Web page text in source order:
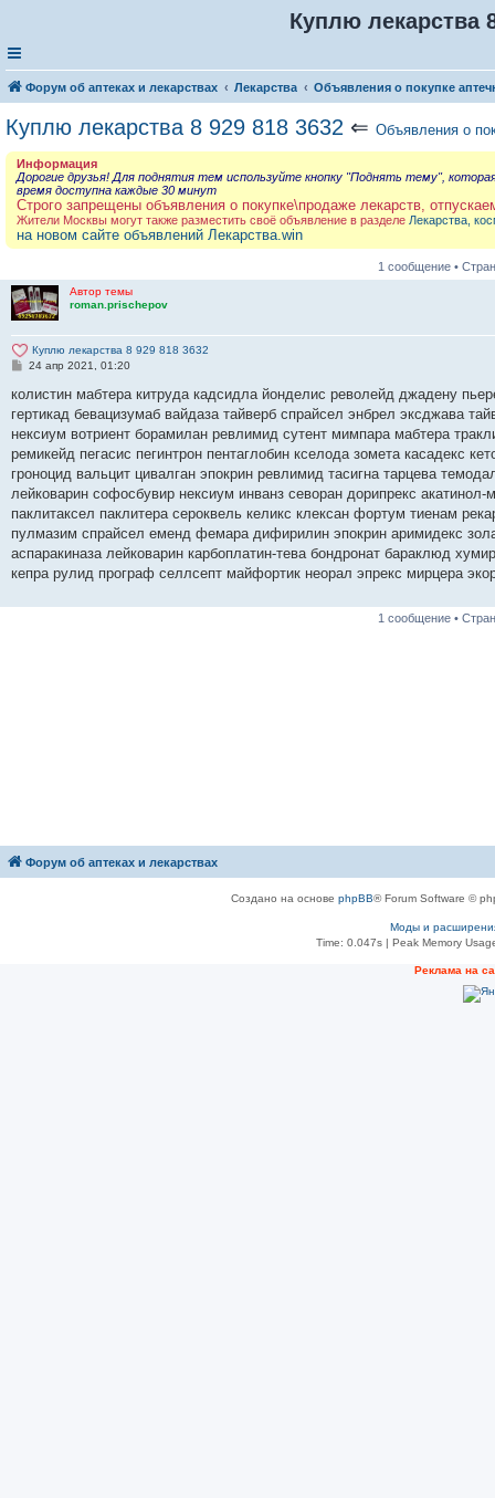
Куплю лекарства
Форум об аптеках и лекарствах Лекарства Объявления о покупке
Куплю лекарства 8 929 818 3632 ⇐ Объявления о
Информация
Дорогие друзья! Для поднятия тем используйте кнопку "Поднять тему",
время доступна каждые 30 минут
Строго запрещены объявления о покупке\продаже лекарств,
Жители Москвы могут также разместить своё объявление в разделе Лекарства,
на новом сайте объявлений Лекарства.win
1 сообщение •
Автор темы
roman.prischepov
Куплю лекарства 8 929 818 3632
С
о
щ
е
и
е
24 апр 2021, 01:20
колистин мабтера китруда кадсидла йонделис револейд джадену
гертикад бевацизумаб вайдаза тайверб спрайсел энбрел эксджава
нексиум вотриент борамилан ревлимид сутент мимпара мабтера
ремикейд пегасис пегинтрон пентаглобин кселода зомета касадекс
гроноцид вальцит цивалган эпокрин ревлимид тасигна тарцева
лейковарин софосбувир нексиум инванз севоран дорипрекс
паклитаксел паклитера сероквель келикс клексан фортум тиенам
пулмазим спрайсел еменд фемара дифирилин эпокрин аримидекс
аспаракиназа лейковарин карбоплатин-тева бондронат бараклюд
кепра рулид програф селлсепт майфортик неорал эпрекс мирцера
1 сообщение •
Форум об аптеках и лекарствах
Создано на основе phpBB® Forum Software ©
Моды и
Time: 0.047s| Peak Memory
Рeклама на